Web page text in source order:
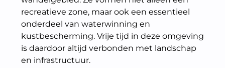
recreatieve zone, maar ook een essentieel
onderdeel van waterwinning en
kustbescherming. Vrije tijd in deze omgeving
is daardoor altijd verbonden met landschap
en infrastructuur.